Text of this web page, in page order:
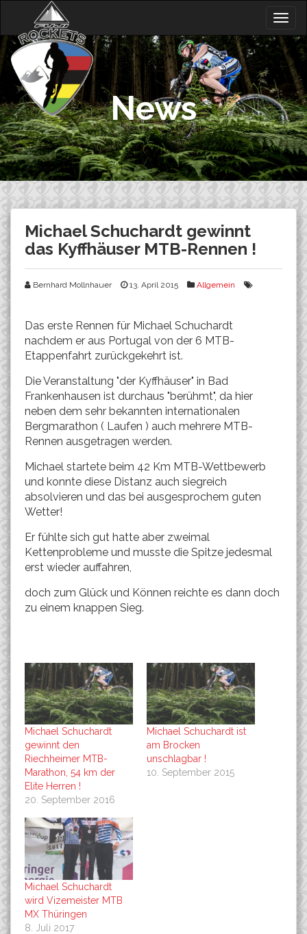
content
News
Michael Schuchardt gewinnt
das Kyffhäuser MTB-Rennen !
Bernhard Mollnhauer 13. April 2015 Allgemein
Das erste Rennen für Michael Schuchardt
nachdem er aus Portugal von der 6 MTB-
Etappenfahrt zurückgekehrt ist.
Die Veranstaltung "der Kyffhäuser" in Bad
Frankenhausen ist durchaus "berühmt", da hier
neben dem sehr bekannten internationalen
Bergmarathon ( Laufen ) auch mehrere MTB-
Rennen ausgetragen werden.
Michael startete beim 42 Km MTB-Wettbewerb
und konnte diese Distanz auch siegreich
absolvieren und das bei ausgesprochem guten
Wetter!
Er fühlte sich gut hatte aber zweimal
Kettenprobleme und musste die Spitze jedesmal
erst wieder auffahren,
doch zum Glück und Können reichte es dann doch
zu einem knappen Sieg.
Michael Schuchardt
gewinnt den
Riechheimer MTB-
Marathon, 54 km der
Elite Herren !
20. September 2016
Michael Schuchardt ist
am Brocken
unschlagbar !
10. September 2015
Michael Schuchardt
wird Vizemeister MTB
MX Thüringen
8. Juli 2017